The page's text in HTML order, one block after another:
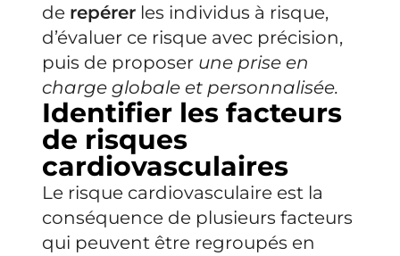
de repérerles individus à risque,
d’évaluer ce risque avec précision,
puis de proposer une prise en
charge globale et personnalisée.
Identifier les facteurs
de risques
cardiovasculaires
Le risque cardiovasculaire est la
conséquence de plusieurs facteurs
qui peuvent être regroupés en